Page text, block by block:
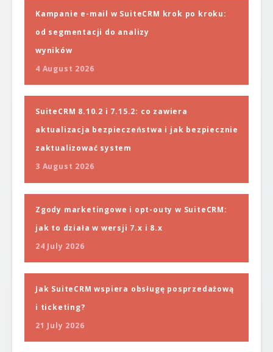
Kampanie e-mail w SuiteCRM krok po kroku:
od segmentacji do analizy
wyników
4 August 2026
SuiteCRM 8.10.2 i 7.15.2: co zawiera
aktualizacja bezpieczeństwa i jak bezpiecznie
zaktualizować system
3 August 2026
Zgody marketingowe i opt-outy w SuiteCRM:
jak to działa w wersji 7.x i 8.x
24 July 2026
Jak SuiteCRM wspiera obsługę posprzedażową
i ticketing?
21 July 2026